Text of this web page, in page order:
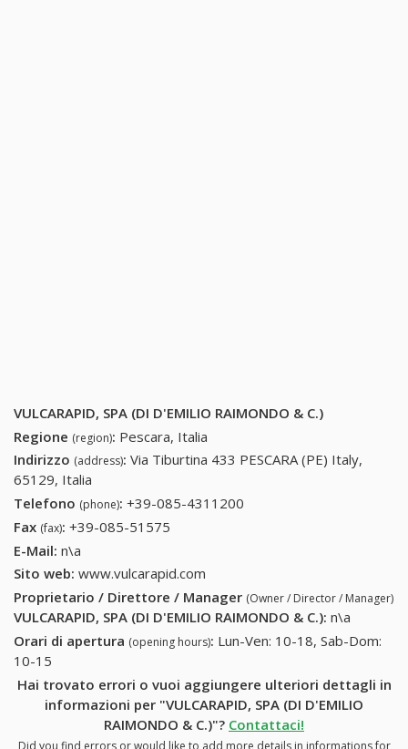
VULCARAPID, SPA (DI D'EMILIO RAIMONDO & C.)
Regione (region): Pescara, Italia
Indirizzo (address): Via Tiburtina 433 PESCARA (PE) Italy,
65129, Italia
Telefono (phone): +39-085-4311200
Fax (fax): +39-085-51575
E-Mail: n\a
Sito web: www.vulcarapid.com
Proprietario / Direttore / Manager (Owner / Director / Manager)
VULCARAPID, SPA (DI D'EMILIO RAIMONDO & C.): n\a
Orari di apertura (opening hours): Lun-Ven: 10-18, Sab-Dom:
10-15
Hai trovato errori o vuoi aggiungere ulteriori dettagli in
informazioni per "VULCARAPID, SPA (DI D'EMILIO
RAIMONDO & C.)"? Contattaci!
Did you find errors or would like to add more details in informations for